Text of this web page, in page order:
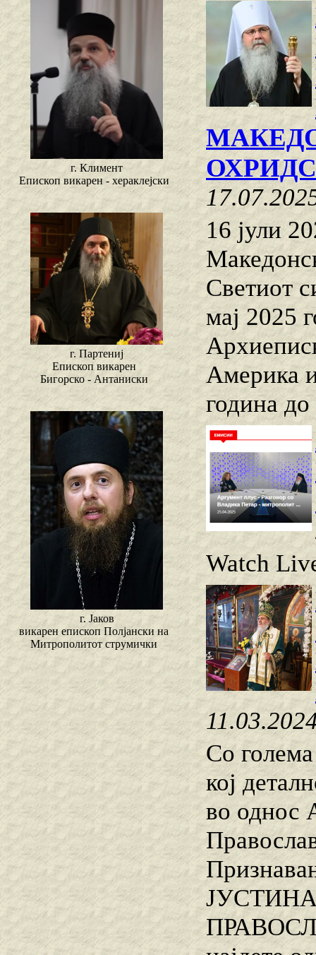
г. Климент
Епископ викарен - хераклејски
г. Партениј
Епископ викарен
Бигорско - Антаниски
г. Јаков
викарен епископ Полјански на
Митрополитот струмички
16 јули
Светиот
мај 2025
Америка
година
Watch
Со
кој
во однос